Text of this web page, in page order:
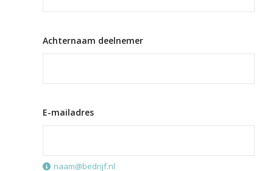
Achternaam deelnemer
E-mailadres
naam@bedrijf.nl